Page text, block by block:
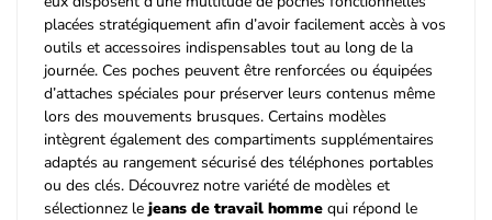
placées stratégiquement afin d’avoir facilement accès à vos
outils et accessoires indispensables tout au long de la
journée. Ces poches peuvent être renforcées ou équipées
d’attaches spéciales pour préserver leurs contenus même
lors des mouvements brusques. Certains modèles
intègrent également des compartiments supplémentaires
adaptés au rangement sécurisé des téléphones portables
ou des clés. Découvrez notre variété de modèles et
sélectionnez le jeans de travail homme qui répond le